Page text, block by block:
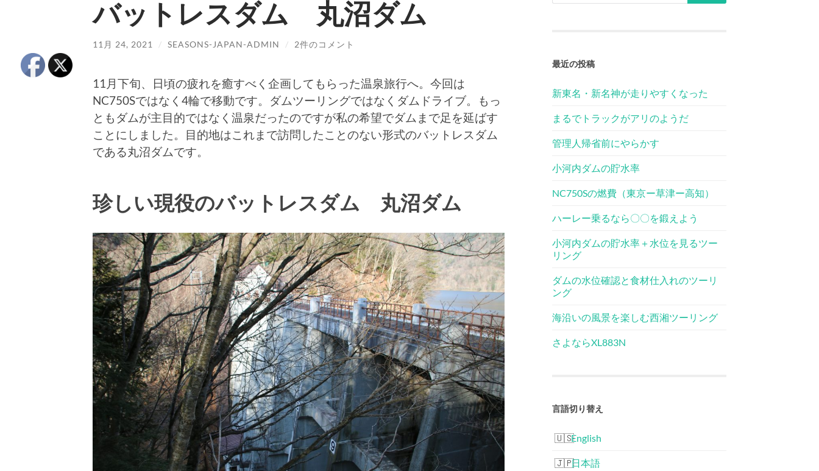
バットレスダム 丸沼ダム
11月 24, 2021 / SEASONS-JAPAN-ADMIN / 2件のコメント
11月下旬、日頃の疲れを癒すべく企画してもらった温泉旅行へ。今回は
NC750Sではなく4輪で移動です。ダムツーリングではなくダムドライブ。もっ
ともダムが主目的ではなく温泉だったのですが私の希望でダムまで足を延ばす
ことにしました。目的地はこれまで訪問したことのない形式のバットレスダム
である丸沼ダムです。
珍しい現役のバットレスダム 丸沼ダム
最近の投稿
新東名・新名神が走りやすくなった
まるでトラックがアリのようだ
管理人帰省前にやらかす
小河内ダムの貯水率
NC750Sの燃費（東京ー草津ー高知）
ハーレー乗るなら〇〇を鍛えよう
小河内ダムの貯水率＋水位を見るツー
リング
ダムの水位確認と食材仕入れのツーリ
ング
海沿いの風景を楽しむ西湘ツーリング
さよならXL883N
言語切り替え
English
日本語